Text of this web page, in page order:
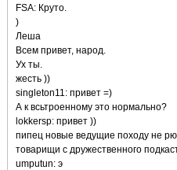
FSA: Круто.
)
Леша
Всем привет, народ.
Ух ты.
жесть ))
singleton11: привет =)
А к всьтроенному это нормально?
lokkersp: привет ))
пипец новые ведущие походу не
товарищи с дружественного
umputun: э